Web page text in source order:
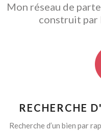
Mon réseau de
construit par
RECHERCHE
Recherche d’un bien par